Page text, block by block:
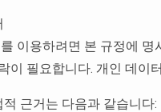
이용하려면 본 규정에
이 필요합니다. 개인 데이
근거는 다음과 같습니